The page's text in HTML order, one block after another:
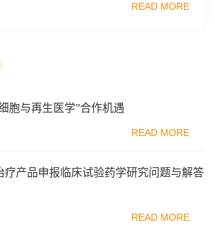
协会、瑞士日内瓦长寿科学...
READ MORE
胞与再生医学”合作机遇
READ MORE
疗产品申报临床试验药学研究问题与解答
READ MORE